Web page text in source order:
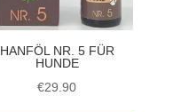
HANFÖL NR. 5 FÜR
HUNDE
€29.90